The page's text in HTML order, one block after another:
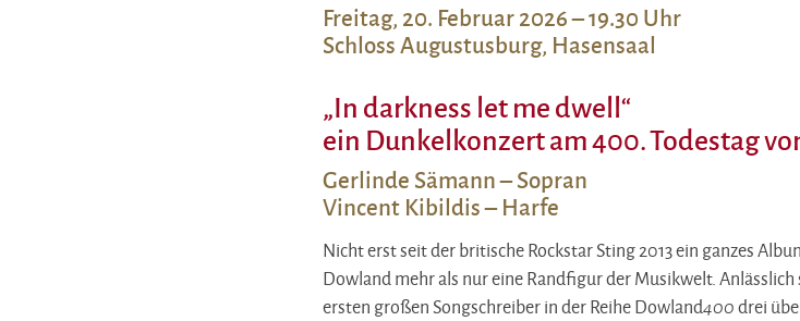
Freitag, 20. Februar 2026 – 19.30 Uhr
Schloss Augustusburg, Hasensaal
„In darkness let me dwell“
ein Dunkelkonzert am 400. Todestag
Gerlinde Sämann – Sopran
Vincent Kibildis – Harfe
Nicht erst seit der britische Rockstar Sting 2013 ein ganzes
Dowland mehr als nur eine Randfigur der Musikwelt.
ersten großen Songschreiber in der Reihe Dowland400drei